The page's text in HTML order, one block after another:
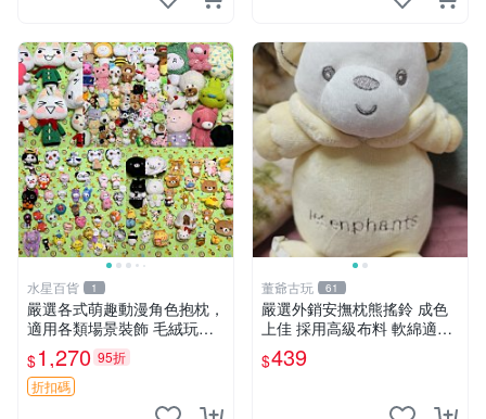
水星百貨 1
嚴選各式萌趣動漫角色抱枕，
適用各類場景裝飾 毛絨玩
具、卡通抱枕、趣味玩偶
$1,270 95折
折扣碼
董爺古玩 61
嚴選外銷安撫枕熊搖鈴 成色
上佳 採用高級布料 軟綿適合
收藏 安心選購 安撫枕 熊玩具
搖鈴
$439